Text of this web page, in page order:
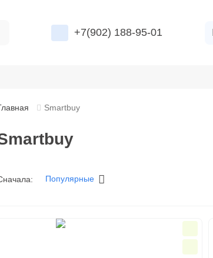
+7(902) 188-95-01
Smartbuy
Популярные